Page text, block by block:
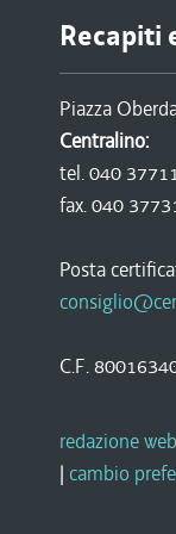
Recapiti
Piazza
Centralino:
tel. 040
fax. 040
Posta
C.F.
redazione web
| cambio